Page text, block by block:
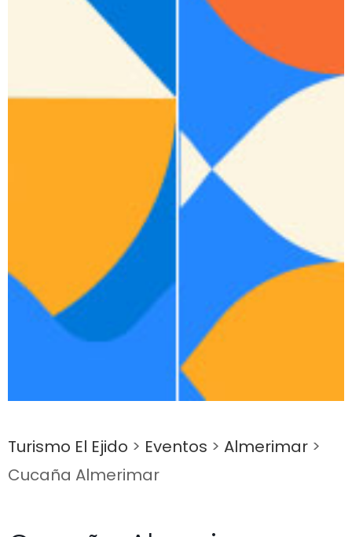
Turismo El Ejido > Eventos > Almerimar >
Cucaña Almerimar